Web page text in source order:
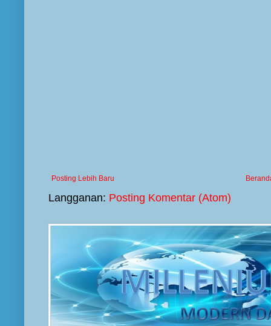
Posting Lebih Baru
Langganan: Posting Komentar (Atom)